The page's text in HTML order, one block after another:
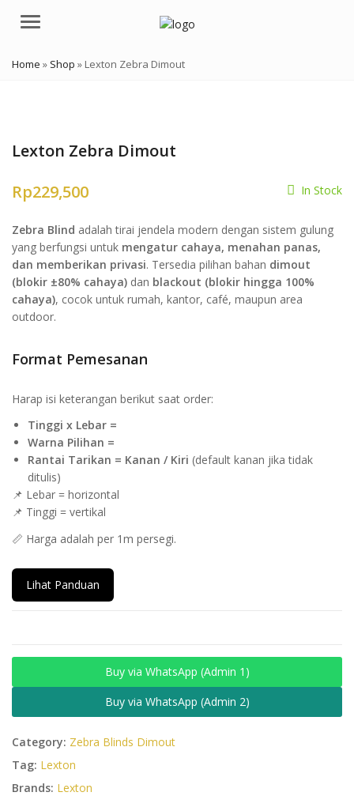
Menu
Home » Shop » Lexton Zebra Dimout
Lexton Zebra Dimout
Rp229,500 In Stock
Zebra Blind adalah tirai jendela modern dengan sistem gulung
yang berfungsi untuk mengatur cahaya, menahan panas,
dan memberikan privasi. Tersedia pilihan bahan dimout
(blokir ±80% cahaya) dan blackout (blokir hingga 100%
cahaya), cocok untuk rumah, kantor, café, maupun area
outdoor.
Format Pemesanan
Harap isi keterangan berikut saat order:
Tinggi x Lebar =
Warna Pilihan =
Rantai Tarikan = Kanan / Kiri (default kanan jika tidak
ditulis)
📌 Lebar = horizontal
📌 Tinggi = vertikal
📏 Harga adalah per 1m persegi.
Lihat Panduan
Buy via WhatsApp (Admin 1)
Buy via WhatsApp (Admin 2)
Category: Zebra Blinds Dimout
Tag: Lexton
Brands: Lexton